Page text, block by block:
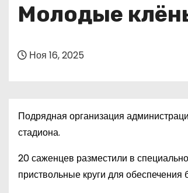
Молодые
Ноя 16, 2025
Подрядная организация
стадиона.
20 саженцев разместили в
приствольные круги для